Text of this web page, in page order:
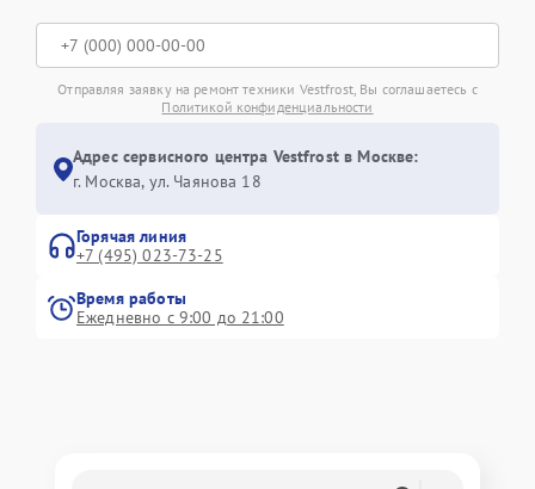
Отправляя заявку на ремонт техники Vestfrost, Вы соглашаетесь с
Политикой конфиденциальности
Адрес сервисного центра Vestfrost в Москве:
г. Москва, ул. Чаянова 18
Горячая линия
+7 (495) 023-73-25
Время работы
Ежедневно с 9:00 до 21:00